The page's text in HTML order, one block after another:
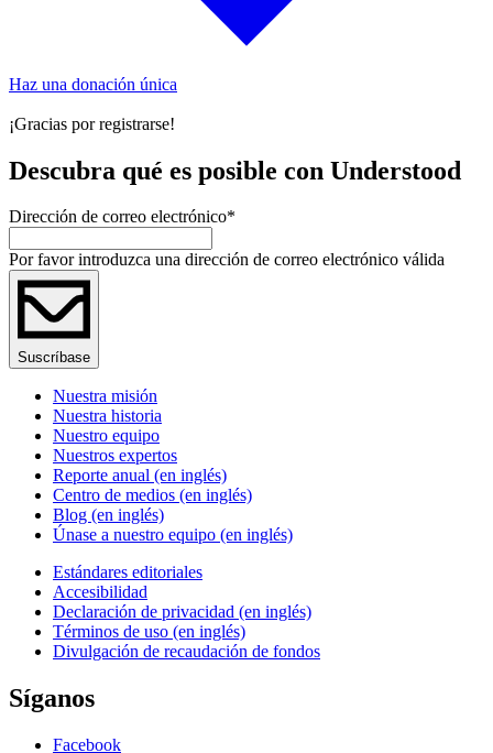
Haz una donación única
¡Gracias por registrarse!
Descubra qué es posible con Understood
Dirección de correo electrónico*
Por favor introduzca una dirección de correo electrónico válida
Suscríbase
Nuestra misión
Nuestra historia
Nuestro equipo
Nuestros expertos
Reporte anual (en inglés)
Centro de medios (en inglés)
Blog (en inglés)
Únase a nuestro equipo (en inglés)
Estándares editoriales
Accesibilidad
Declaración de privacidad (en inglés)
Términos de uso (en inglés)
Divulgación de recaudación de fondos
Síganos
Facebook